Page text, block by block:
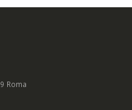
Roma